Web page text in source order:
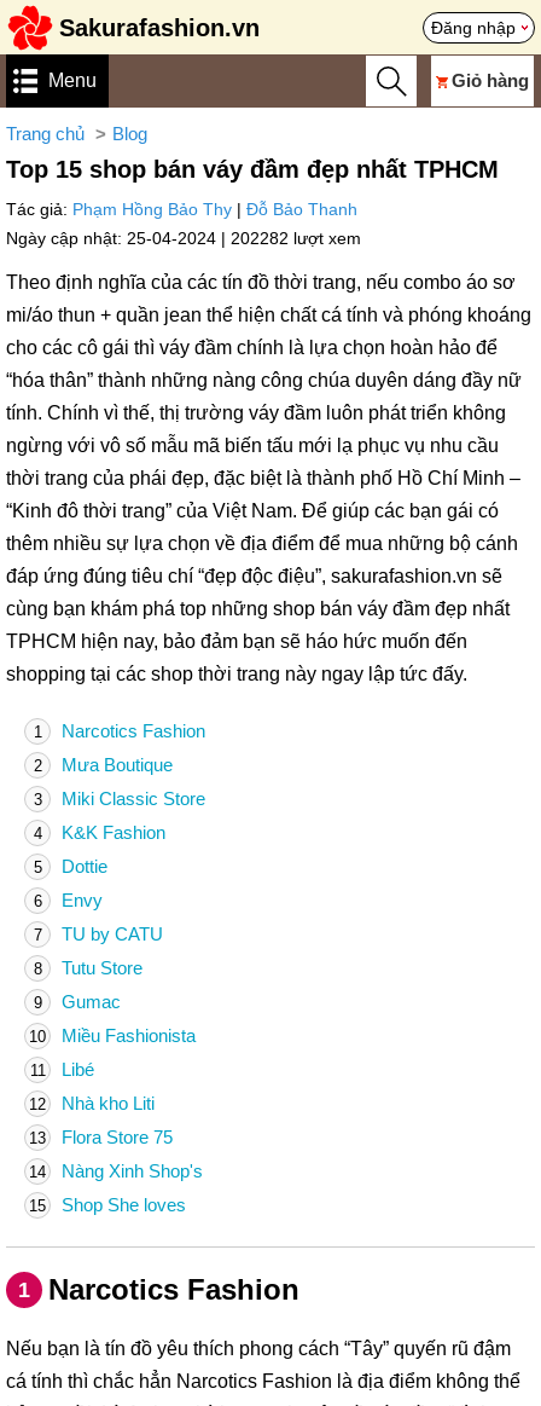
Sakurafashion.vn Đăng nhập
Menu Giỏ hàng
Trang chủ Blog
Top 15 shop bán váy đầm đẹp nhất TPHCM
Tác giả: Phạm Hồng Bảo Thy
Đỗ Bảo Thanh
Ngày cập nhật: 25-04-2024 | 202282 lượt xem
Theo định nghĩa của các tín đồ thời trang, nếu combo áo sơ
mi/áo thun + quần jean thể hiện chất cá tính và phóng khoáng
cho các cô gái thì váy đầm chính là lựa chọn hoàn hảo để
“hóa thân” thành những nàng công chúa duyên dáng đầy nữ
tính. Chính vì thế, thị trường váy đầm luôn phát triển không
ngừng với vô số mẫu mã biến tấu mới lạ phục vụ nhu cầu
thời trang của phái đẹp, đặc biệt là thành phố Hồ Chí Minh –
“Kinh đô thời trang” của Việt Nam. Để giúp các bạn gái có
thêm nhiều sự lựa chọn về địa điểm để mua những bộ cánh
đáp ứng đúng tiêu chí “đẹp độc điệu”, sakurafashion.vn sẽ
cùng bạn khám phá top những shop bán váy đầm đẹp nhất
TPHCM hiện nay, bảo đảm bạn sẽ háo hức muốn đến
shopping tại các shop thời trang này ngay lập tức đấy.
1 Narcotics Fashion
2 Mưa Boutique
3 Miki Classic Store
4 K&K Fashion
5 Dottie
6 Envy
7 TU by CATU
8 Tutu Store
9 Gumac
10 Miều Fashionista
11 Libé
12 Nhà kho Liti
13 Flora Store 75
14 Nàng Xinh Shop's
15 Shop She loves
1 Narcotics Fashion
Nếu bạn là tín đồ yêu thích phong cách “Tây” quyến rũ đậm
cá tính thì chắc hẳn Narcotics Fashion là địa điểm không thể